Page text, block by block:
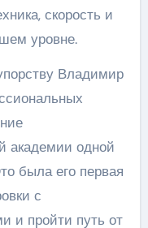
скорость и
уровне.
Владимир
академии одной
была его первая
с
и пройти путь от